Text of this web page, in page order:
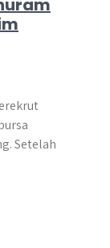
Setelah